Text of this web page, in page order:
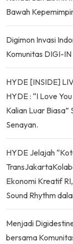
Bawah
Digimon Invasi
Komunitas DIGI-
HYDE [INSIDE]
HYDE : “I Love
Kalian Luar Biasa”
Senayan.
HYDE Jelajah
Ekonomi Kreatif
Sound Rhythm
Menjadi
bersama